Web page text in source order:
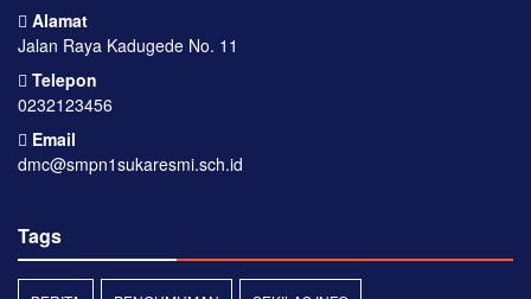
Alamat
Jalan Raya Kadugede No. 11
Telepon
0232123456
Email
dmc@smpn1sukaresmi.sch.id
Tags